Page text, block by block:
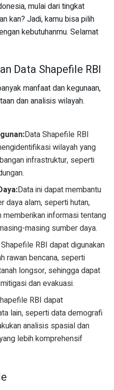
mulai dari tingkat
kan? Jadi, kamu bisa pilih
kebutuhanmu. Selamat
Data Shapefile RBI
manfaat dan kegunaan,
dan analisis wilayah.
Data Shapefile RBI
wilayah yang
infrastruktur, seperti
Data ini dapat membantu
daya alam, seperti hutan,
memberikan informasi tentang
masing sumber daya.
RBI dapat digunakan
rawan bencana, seperti
longsor, sehingga dapat
dan evakuasi.
RBI dapat
lain, seperti data demografi
analisis spasial dan
lebih komprehensif